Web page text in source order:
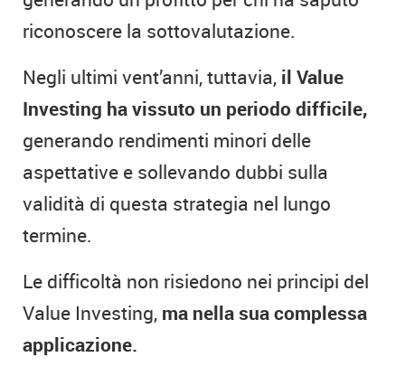
riconoscere la sottovalutazione.
Negli ultimi vent’anni, tuttavia, il Value
Investing ha vissuto un periodo difficile,
generando rendimenti minori delle
aspettative e sollevando dubbi sulla
validità di questa strategia nel lungo
termine.
Le difficoltà non risiedono nei principi del
Value Investing, ma nella sua complessa
applicazione.